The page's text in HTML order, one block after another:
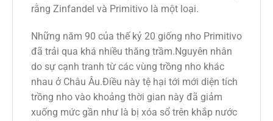
rằng Zinfandel và Primitivo là một loại.
Những năm 90 của thế kỷ 20 giống nho Primitivo
đã trải qua khá nhiều thăng trầm.Nguyên nhân
do sự cạnh tranh từ các vùng trồng nho khác
nhau ở Châu Âu.Điều này tệ hại tới mới diện tích
trồng nho vào khoảng thời gian này đã giảm
xuống mức gần như là bị xóa sổ trên khắp nước